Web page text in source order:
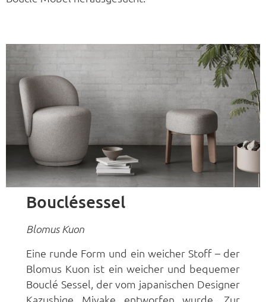
Bouclésessel
Blomus Kuon
Eine runde Form und ein weicher Stoff – der
Blomus Kuon ist ein weicher und bequemer
Bouclé Sessel, der vom japanischen Designer
Kazushige Miyake entworfen wurde. Zur